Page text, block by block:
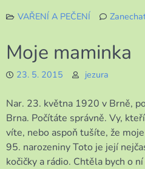
VAŘENÍ A PEČENÍ
Moje maminka
23. 5. 2015 jezura
Nar. 23. května 1920 v Brně,
Brna. Počítáte správně. Vy,
víte, nebo aspoň tušíte, že
95. narozeniny Toto je její
kočičky a rádio. Chtěla bych o